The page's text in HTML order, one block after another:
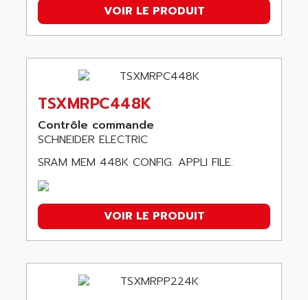
VOIR LE PRODUIT
TSXMRPC448K
Contrôle commande
SCHNEIDER ELECTRIC
SRAM MEM 448K CONFIG. APPLI FILE.
VOIR LE PRODUIT